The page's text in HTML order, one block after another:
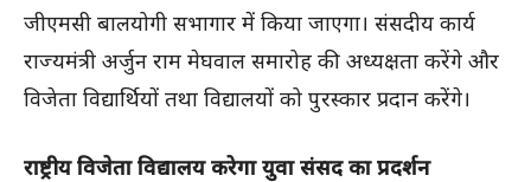
जीएमसी बालयोगी सभागार में किया जाएगा। संसदीय कार्य
राज्यमंत्री अर्जुन राम मेघवाल समारोह की अध्यक्षता करेंगे और
विजेता विद्यार्थियों तथा विद्यालयों को पुरस्कार प्रदान करेंगे।
राष्ट्रीय विजेता विद्यालय करेगा युवा संसद का प्रदर्शन